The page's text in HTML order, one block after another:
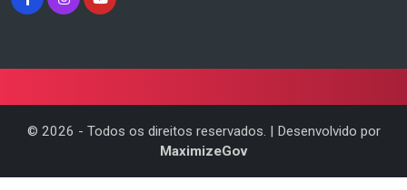
© 2026 - Todos os direitos reservados. | Desenvolvido por
MaximizeGov